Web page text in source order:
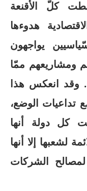
كلّ الأقنعة
هدوءها
يواجهون
ومشاريعهم ممّا
وقد انعكس هذا
تداعيات الوضع،
كل دولة أنها
لشعبها إلا أنها
الشركات